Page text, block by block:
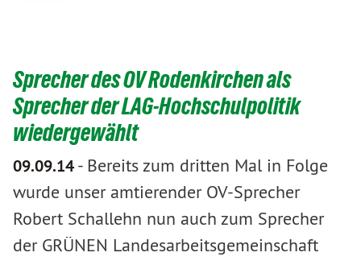
Sprecher des OV Rodenkirchen als
Sprecher der LAG-Hochschulpolitik
wiedergewählt
09.09.14- Bereits zum dritten Mal in Folge
wurde unser amtierender OV-Sprecher
Robert Schallehn nun auch zum Sprecher
der GRÜNEN Landesarbeitsgemeinschaft